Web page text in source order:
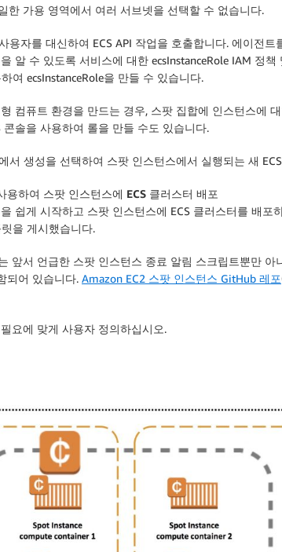
한 가용 영역에서 여러 서브넷을 선택할 수 없습니다.
용자를 대신하여 ECS API 작업을 호출합니다. 에이전
알 수 있도록 서비스에 대한 ecsInstanceRole IAM 정책
여 ecsInstanceRole을 만들 수 있습니다.
컴퓨트 환경을 만드는 경우, 스팟 집합에 인스턴스에
콘솔을 사용하여 롤을 만들 수도 있습니다.
서 생성을 선택하여 스팟 인스턴스에서 실행되는 새
용하여 스팟 인스턴스에 ECS 클러스터 배포
쉽게 시작하고 스팟 인스턴스에 ECS 클러스터를 배포
을 게시했습니다.
앞서 언급한 스팟 인스턴스 종료 알림 스크립트뿐만 아
되어 있습니다. Amazon EC2 스팟 인스턴스 GitHub 레포
요에 맞게 사용자 정의하십시오.